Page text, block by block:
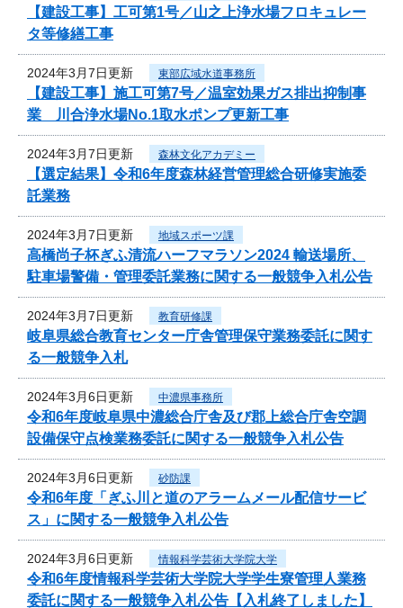
【建設工事】工可第1号／山之上浄水場フロキュレー
タ等修繕工事
2024年3月7日更新 東部広域水道事務所
【建設工事】施工可第7号／温室効果ガス排出抑制事
業 川合浄水場No.1取水ポンプ更新工事
2024年3月7日更新 森林文化アカデミー
【選定結果】令和6年度森林経営管理総合研修実施委
託業務
2024年3月7日更新 地域スポーツ課
高橋尚子杯ぎふ清流ハーフマラソン2024 輸送場所、
駐車場警備・管理委託業務に関する一般競争入札公告
2024年3月7日更新 教育研修課
岐阜県総合教育センター庁舎管理保守業務委託に関す
る一般競争入札
2024年3月6日更新 中濃県事務所
令和6年度岐阜県中濃総合庁舎及び郡上総合庁舎空調
設備保守点検業務委託に関する一般競争入札公告
2024年3月6日更新 砂防課
令和6年度「ぎふ川と道のアラームメール配信サービ
ス」に関する一般競争入札公告
2024年3月6日更新 情報科学芸術大学院大学
令和6年度情報科学芸術大学院大学学生寮管理人業務
委託に関する一般競争入札公告【入札終了しました】